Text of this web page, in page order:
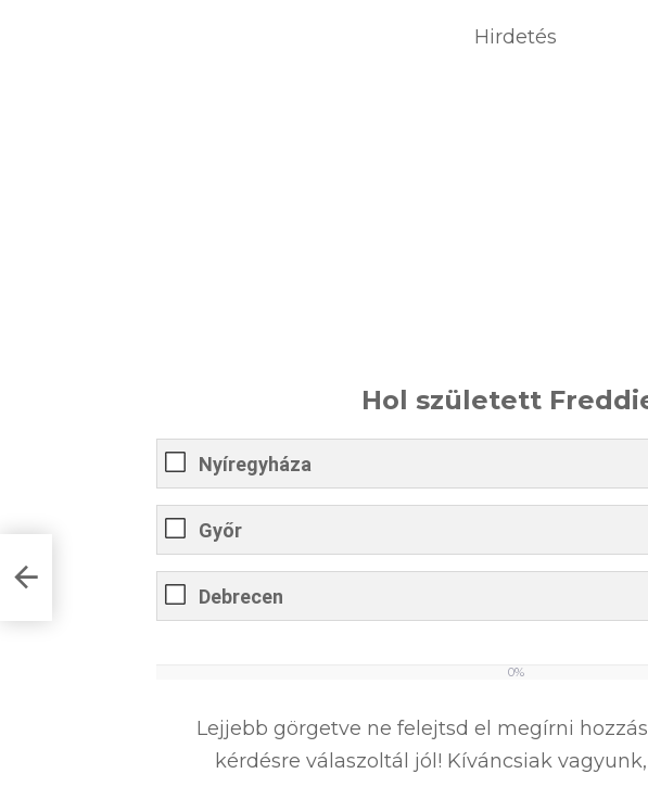
Hirdetés
Hol született
Nyíregyháza
Győr
Debrecen
0%
Lejjebb görgetve ne felejtsd el megírni
kérdésre válaszoltál jól! Kíváncsiak